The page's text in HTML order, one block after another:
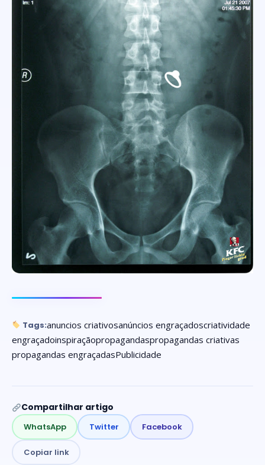
Tags:anuncios criativosanúncios engraçadoscriatividade
engraçadoinspiraçãopropagandaspropagandas criativas
propagandas engraçadasPublicidade
Compartilhar artigo
WhatsApp Twitter Facebook
Copiar link